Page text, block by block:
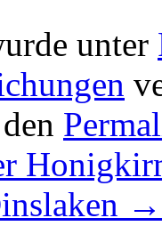
unter
→